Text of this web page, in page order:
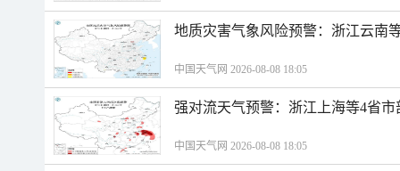
地质灾害气象风险预警：浙江云南
中国天气网 2026-08-08 18:05
强对流天气预警：浙江上海等4省
中国天气网 2026-08-08 18:05